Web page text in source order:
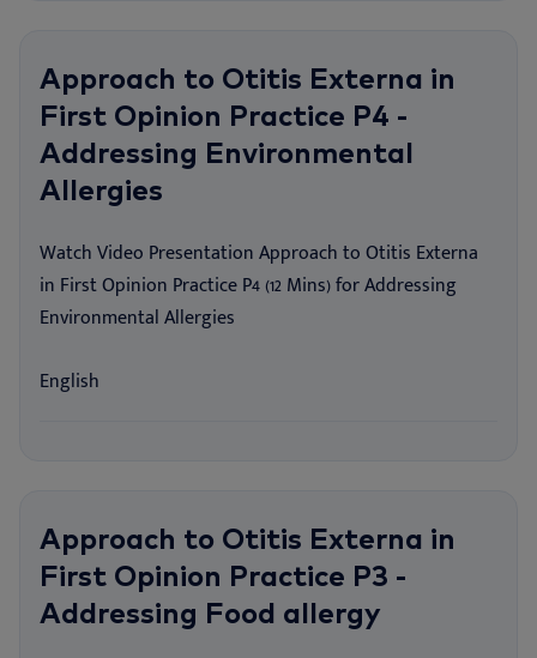
Approach to Otitis Externa in
First Opinion Practice P4 -
Addressing Environmental
Allergies
Watch Video Presentation Approach to Otitis Externa
in First Opinion Practice P4 (12 Mins) for Addressing
Environmental Allergies
English
Approach to Otitis Externa in
First Opinion Practice P3 -
Addressing Food allergy